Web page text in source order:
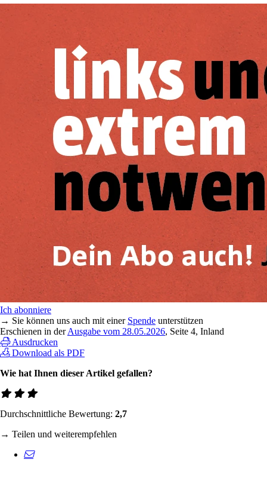
Ich abonniere
→ Sie können uns auch mit einer Spende unterstützen
Erschienen in derAusgabe vom 28.05.2026, Seite 4, Inland
Ausdrucken
Download als PDF
Wie hat Ihnen dieser Artikel gefallen?
Durchschnittliche Bewertung: 2,7
→ Teilen und weiterempfehlen